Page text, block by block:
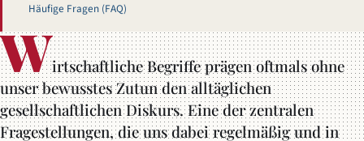
Häufige Fragen (FAQ)
Wirtschaftliche Begriffe prägen oftmals ohne
unser bewusstes Zutun den alltäglichen
gesellschaftlichen Diskurs. Eine der zentralen
Fragestellungen, die uns dabei regelmäßig und in